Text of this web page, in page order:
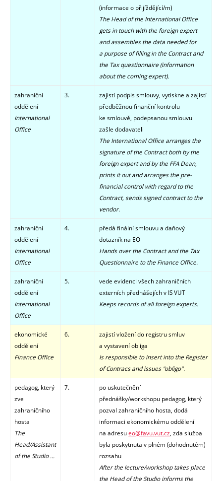
(informace o přijíždějící/m)
The Head of the International Office
gets in touch with the foreign expert
and assembles the data needed for
a purpose of filling in the Contract and
the Tax questionnaire (information
about the coming expert).
zahraniční
oddělení
International
Office
3.
zajistí podpis smlouvy, vytiskne a zajistí
předběžnou finanční kontrolu
ke smlouvě, podepsanou smlouvu
zašle dodavateli
The International Office arranges the
signature of the Contract both by the
foreign expert and by the FFA Dean,
prints it out and arranges the pre-
financial control with regard to the
Contract, sends signed contract to the
vendor.
zahraniční
oddělení
International
Office
4.
předá finální smlouvu a daňový
dotazník na EO
Hands over the Contract and the Tax
Questionnaire to the Finance Office.
zahraniční
oddělení
International
Office
5.
vede evidenci všech zahraničních
externích přednášejích v IS VUT
Keeps records of all foreign experts.
ekonomické
oddělení
Finance Office
6.
zajistí vložení do registru smluv
a vystavení obliga
Is responsible to insert into the Register
of Contracs and issues "obligo".
pedagog, který
zve
zahraničního
hosta
The
Head/Assistant
of the Studio ...
7.
po uskutečnění
přednášky/workshopu pedagog, který
pozval zahraničního hosta, dodá
informaci ekonomickému oddělení
na adresueo@favu.vut.cz, zda služba
byla poskytnuta v plném (dohodnutém)
rozsahu
After the lecture/workshop takes place
the Head of the Studio informs the